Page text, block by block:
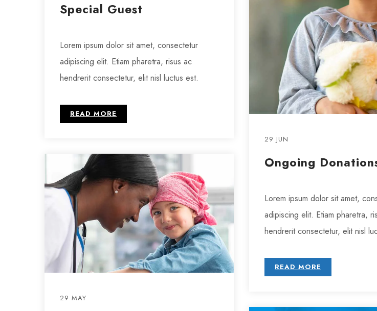
Special Guest
Lorem ipsum dolor sit amet, consectetur
adipiscing elit. Etiam pharetra, risus ac
hendrerit consectetur, elit nisl luctus est.
READ MORE
29 JUN
Ongoing
Lorem ipsum dolor sit amet,
adipiscing elit. Etiam pharetra,
hendrerit consectetur, elit nisl
READ MORE
29 MAY